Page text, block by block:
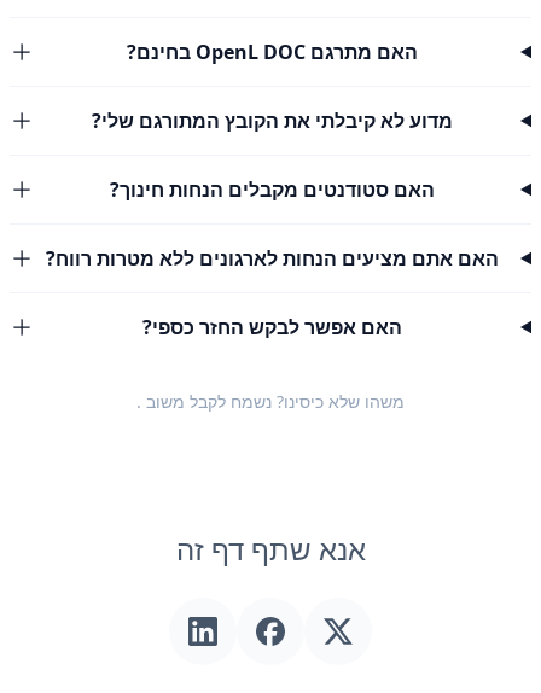
האם מתרגם OpenL DOC בחינם?
מדוע לא קיבלתי את הקובץ המתורגם שלי?
האם סטודנטים מקבלים הנחות חינוך?
האם אתם מציעים הנחות לארגונים ללא מטרות רווח?
האם אפשר לבקש החזר כספי?
משהו שלא כיסינו? נשמח לקבל משוב .
אנא שתף דף זה